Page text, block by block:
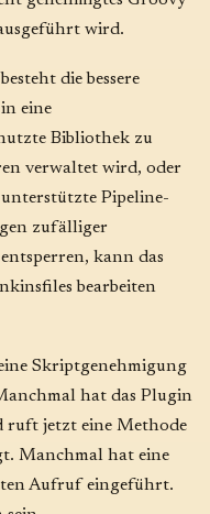
wird.
die bessere
eine
Bibliothek zu
verwaltet wird, oder
Pipeline-
zufälliger
kann das
bearbeiten
Skriptgenehmigung
hat das Plugin
ruft jetzt eine Methode
Manchmal hat eine
Aufruf eingeführt.